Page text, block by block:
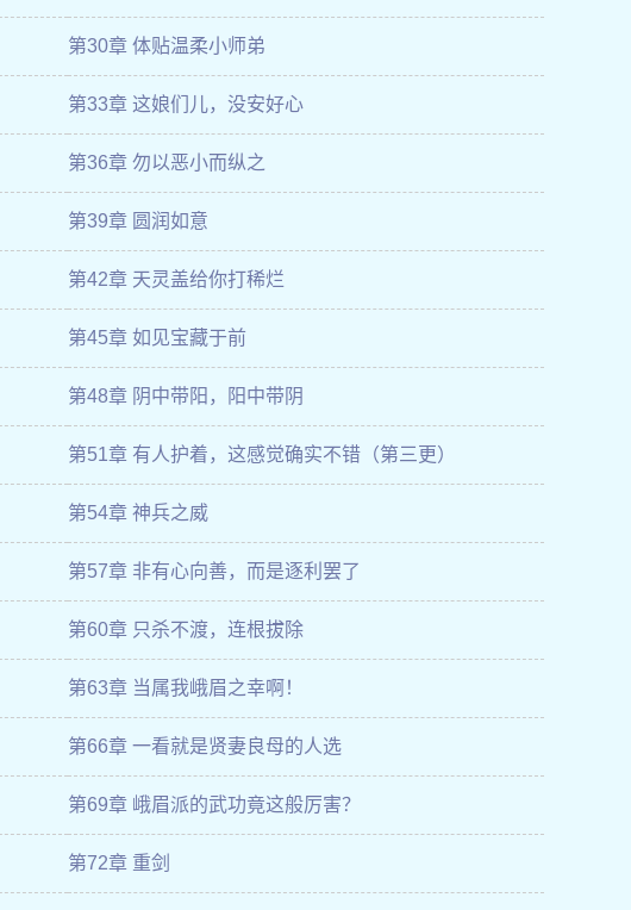
第30章 体贴温柔小师弟
第33章 这娘们儿，没安好心
第36章 勿以恶小而纵之
第39章 圆润如意
第42章 天灵盖给你打稀烂
第45章 如见宝藏于前
第48章 阴中带阳，阳中带阴
第51章 有人护着，这感觉确实不错（第三更）
第54章 神兵之威
第57章 非有心向善，而是逐利罢了
第60章 只杀不渡，连根拔除
第63章 当属我峨眉之幸啊！
第66章 一看就是贤妻良母的人选
第69章 峨眉派的武功竟这般厉害？
第72章 重剑